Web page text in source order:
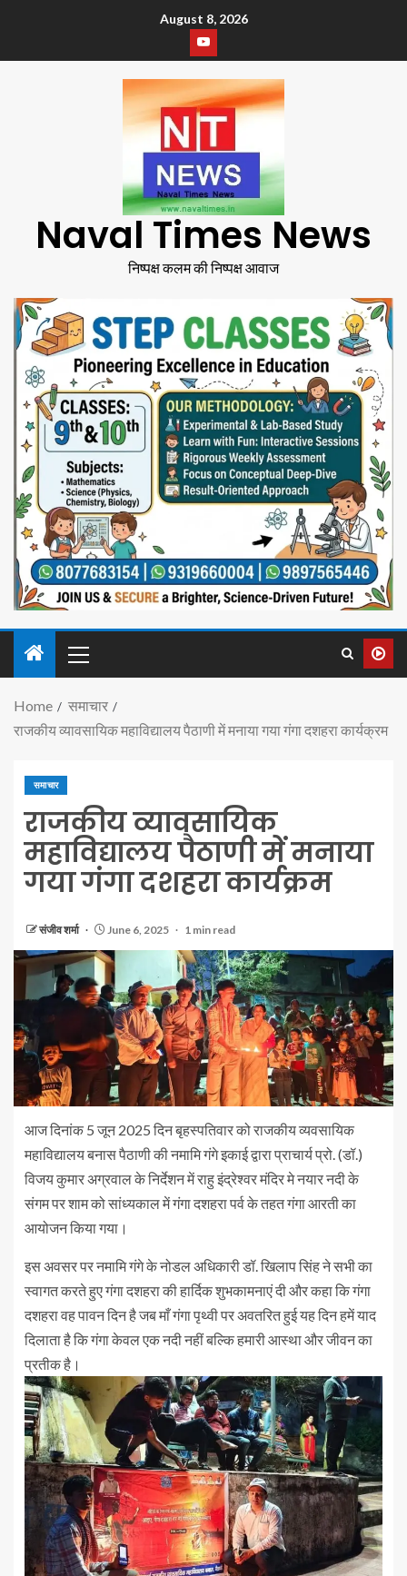
August 8, 2026
Naval Times News
निष्पक्ष कलम की निष्पक्ष आवाज
Home
समाचार
राजकीय व्यावसायिक महाविद्यालय पैठाणी में मनाया गया गंगा दशहरा कार्यक्रम
समाचार
राजकीय व्यावसायिक
महाविद्यालय पैठाणी में मनाया
गया गंगा दशहरा कार्यक्रम
संजीव शर्मा June 6, 2025 1 min read
आज दिनांक 5 जून 2025 दिन बृहस्पतिवार को राजकीय व्यवसायिक
महाविद्यालय बनास पैठाणी की नमामि गंगे इकाई द्वारा प्राचार्य प्रो. (डॉ.)
विजय कुमार अग्रवाल के निर्देशन में राहु इंद्रेश्वर मंदिर मे नयार नदी के
संगम पर शाम को सांध्यकाल में गंगा दशहरा पर्व के तहत गंगा आरती का
आयोजन किया गया।
इस अवसर पर नमामि गंगे के नोडल अधिकारी डॉ. खिलाप सिंह ने सभी का
स्वागत करते हुए गंगा दशहरा की हार्दिक शुभकामनाएं दी और कहा कि गंगा
दशहरा वह पावन दिन है जब माँ गंगा पृथ्वी पर अवतरित हुई यह दिन हमें याद
दिलाता है कि गंगा केवल एक नदी नहीं बल्कि हमारी आस्था और जीवन का
प्रतीक है।